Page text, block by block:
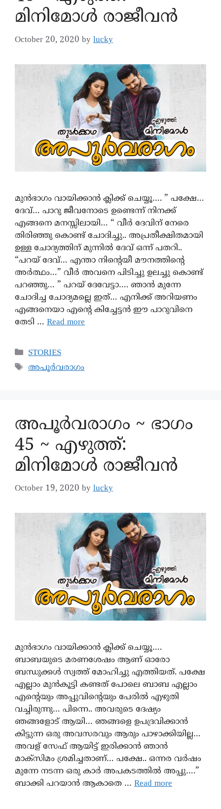
മിനിമോൾ രാജീവൻ
October 20, 2020 by lucky
മുൻഭാഗം വായിക്കാൻ ക്ലിക്ക് ചെയ്യൂ…. ” പക്ഷേ…
ദേവ്… പാറു ജീവനോടെ ഉണ്ടെന്ന് നിനക്ക്
എങ്ങനെ മനസ്സിലായി… “ വീർ ദേവിന് നേരെ
തിരിഞ്ഞു കൊണ്ട് ചോദിച്ചു.. അപ്രതീക്ഷിതമായി
ഉള്ള ചോദ്യത്തിന്‌ മുന്നില്‍ ദേവ് ഒന്ന് പതറി..
“പറയ് ദേവ്… എന്താ നിന്റെയീ മൗനത്തിന്റെ
അര്‍ത്ഥം…” വീർ അവനെ പിടിച്ചു ഉലച്ചു കൊണ്ട്
പറഞ്ഞു… ” പറയ് ദേവേട്ടാ…. ഞാൻ മുന്നേ
ചോദിച്ച ചോദ്യമല്ലെ ഇത്… എനിക്ക് അറിയണം
എങ്ങനെയാ എന്റെ കിച്ചേട്ടൻ ഈ പാറുവിനെ
തേടി … Read more
STORIES
അപൂർവരാഗം
അപൂര്‍വരാഗം ~ ഭാഗം
45 ~ എഴുത്ത്:
മിനിമോൾ രാജീവൻ
October 19, 2020 by lucky
മുൻഭാഗം വായിക്കാൻ ക്ലിക്ക് ചെയ്യൂ….
ബാബയുടെ മരണശേഷം ആണ് ഓരോ
ബന്ധുക്കൾ സ്വത്ത് മോഹിച്ചു എത്തിയത്. പക്ഷേ
എല്ലാം മുന്‍കൂട്ടി കണ്ടത് പോലെ ബാബ എല്ലാം
എന്റെയും അപ്പുവിന്റെയും പേരില്‍ എഴുതി
വച്ചിരുന്നു… പിന്നെ.. അവരുടെ ദേഷ്യം
ഞങ്ങളോട് ആയി… ഞങ്ങളെ ഉപദ്രവിക്കാൻ
കിട്ടുന്ന ഒരു അവസരവും ആരും പാഴാക്കിയില്ല…
അവള് സേഫ് ആയിട്ട് ഇരിക്കാൻ ഞാൻ
മാക്സിമം ശ്രമിച്ചതാണ്… പക്ഷേ.. ഒന്നര വര്‍ഷം
മുന്നേ നടന്ന ഒരു കാർ അപകടത്തിൽ അപ്പു….”
ബാക്കി പറയാൻ ആകാതെ … Read more